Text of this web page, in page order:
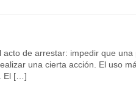
acto de arrestar: impedir que
una cierta acción. El uso
El […]